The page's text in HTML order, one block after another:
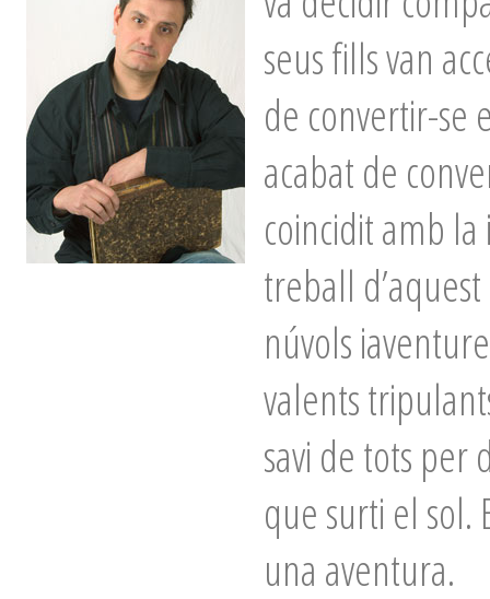
seus fills van
de convertir-
acabat de
coincidit amb la
treball
núvols
valents
savi de tots per
que surti el sol.
una aventura.